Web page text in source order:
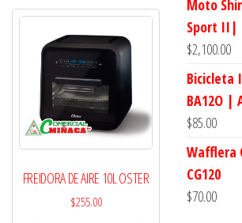
FREIDORA DE AIRE 10L OSTER
$255.00
Moto
Sport II|
$2,100.00
Bicicleta
BA12O |
$85.00
Wafflera
CG120
$70.00